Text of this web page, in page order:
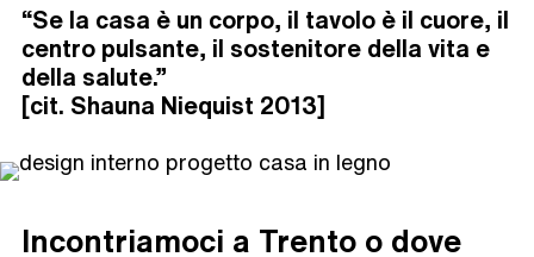
“Se la casa è un corpo, il tavolo è il cuore, il
centro pulsante, il sostenitore della vita e
della salute.”
[cit. Shauna Niequist 2013]
Incontriamoci a Trento o dove